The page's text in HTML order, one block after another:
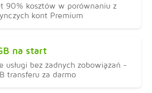
90% kosztów w porównaniu z
kont Premium
na start
usługi bez żadnych zobowiązań -
transferu za darmo